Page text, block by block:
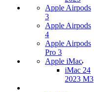
Apple Airpods
3
Apple Airpods
4
Apple Airpods
Pro 3
Apple iMac
iMac 24
2023 M3